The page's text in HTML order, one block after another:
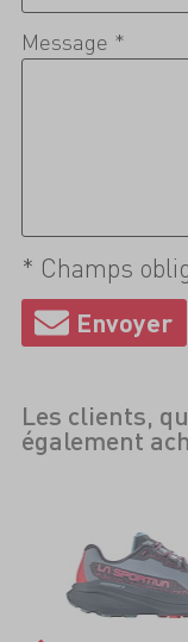
Message *
* Champs
Les clients,
également